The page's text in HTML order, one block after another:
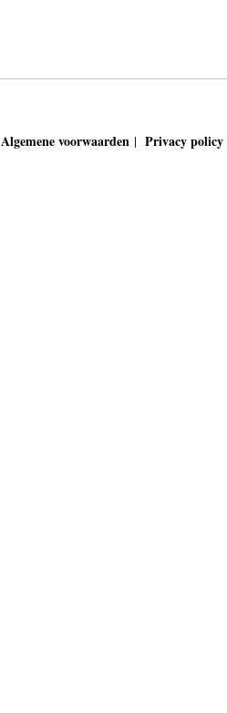
Algemene voorwaarden | Privacy policy